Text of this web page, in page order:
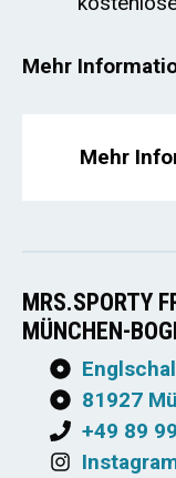
Mehr
Mehr
MRS.SPORTY
MÜNCHEN-
81927
+49 89